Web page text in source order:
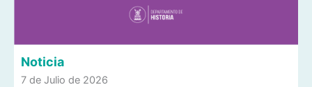
Noticia
7 de Julio de 2026